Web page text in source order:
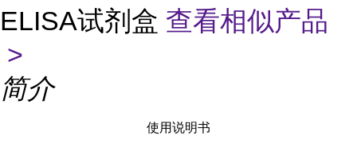
ELISA试剂盒 查看相似产品
>
简介
使用说明书